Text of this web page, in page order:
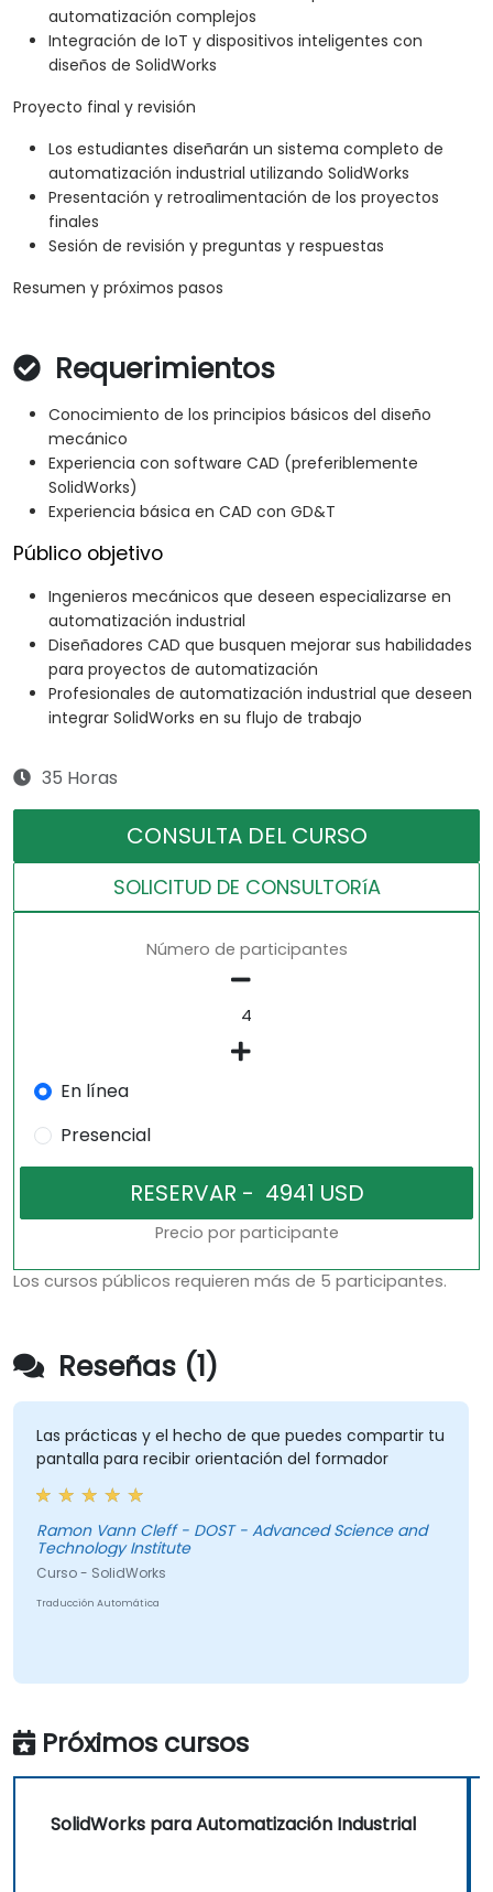
automatización complejos
Integración de IoT y dispositivos inteligentes con
diseños de SolidWorks
Proyecto final y revisión
Los estudiantes diseñarán un sistema completo de
automatización industrial utilizando SolidWorks
Presentación y retroalimentación de los proyectos
finales
Sesión de revisión y preguntas y respuestas
Resumen y próximos pasos
Requerimientos
Conocimiento de los principios básicos del diseño
mecánico
Experiencia con software CAD (preferiblemente
SolidWorks)
Experiencia básica en CAD con GD&T
Público objetivo
Ingenieros mecánicos que deseen especializarse en
automatización industrial
Diseñadores CAD que busquen mejorar sus habilidades
para proyectos de automatización
Profesionales de automatización industrial que deseen
integrar SolidWorks en su flujo de trabajo
35 Horas
CONSULTA DEL CURSO
SOLICITUD DE CONSULTORíA
Número de participantes
En línea
Presencial
Precio por participante
Los cursos públicos requieren más de 5 participantes.
Reseñas (1)
Las prácticas y el hecho de que puedes compartir tu
pantalla para recibir orientación del formador
Ramon Vann Cleff - DOST - Advanced Science and
Technology Institute
Curso - SolidWorks
Traducción Automática
Próximos cursos
SolidWorks para Automatización Industrial